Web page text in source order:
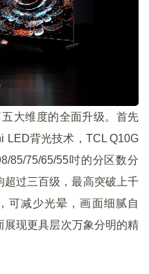
大维度的全面升级。首先
LED背光技术，TCL Q10G
85/75/65/55吋的分区数分
超过三百级，最高突破上千
可减少光晕，画面细腻自
现更具层次万象分明的精